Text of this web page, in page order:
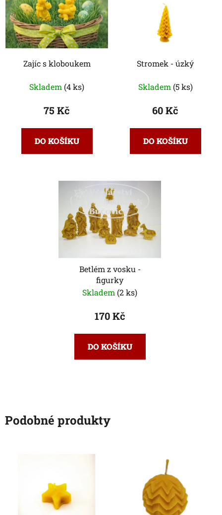
Zajíc s kloboukem
Skladem (4 ks)
75 Kč
DO KOŠÍKU
Stromek - úzký
Skladem (5 ks)
60 Kč
DO KOŠÍKU
Betlém z vosku -
figurky
Skladem (2 ks)
170 Kč
DO KOŠÍKU
Podobné produkty